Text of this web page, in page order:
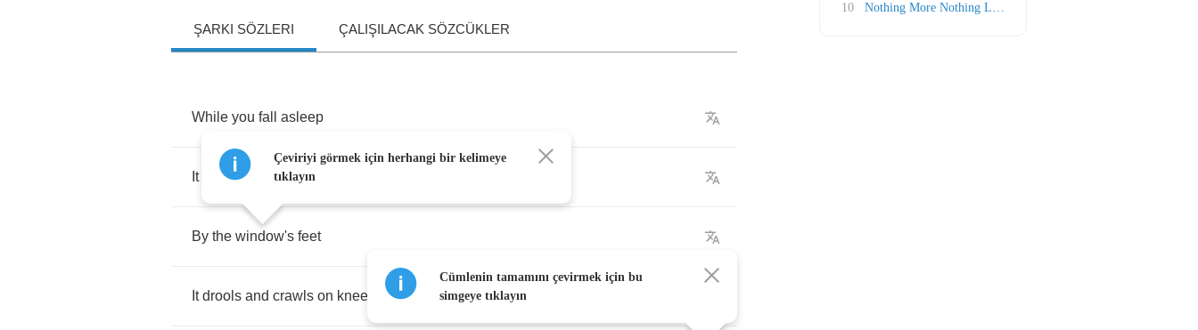
ŞARKI SÖZLERI ÇALIŞILACAK SÖZCÜKLER
While you fall asleep
It moves me
By the window's feet
It drools and crawls on knees
Çeviriyi görmek için herhangi bir kelimeye
tıklayın
Cümlenin tamamını çevirmek için bu
simgeye tıklayın
10
Nothing More Nothing Less